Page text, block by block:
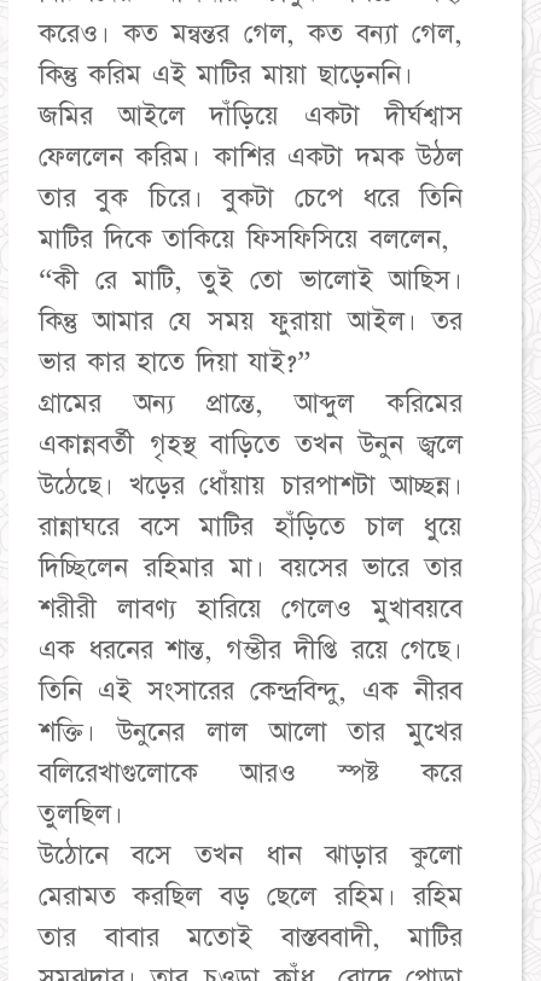
করেও। কত মন্বন্তর গেল, কত বন্যা গেল,
কিন্তু করিম এই মাটির মায়া ছাড়েননি।
​জমির আইলে দাঁড়িয়ে একটা দীর্ঘশ্বাস
ফেললেন করিম। কাশির একটা দমক উঠল
তার বুক চিরে। বুকটা চেপে ধরে তিনি
মাটির দিকে তাকিয়ে ফিসফিসিয়ে বললেন,
“কী রে মাটি, তুই তো ভালোই আছিস।
কিন্তু আমার যে সময় ফুরায়া আইল। তর
ভার কার হাতে দিয়া যাই?”
​গ্রামের অন্য প্রান্তে, আব্দুল করিমের
একান্নবর্তী গৃহস্থ বাড়িতে তখন উনুন জ্বলে
উঠেছে। খড়ের ধোঁয়ায় চারপাশটা আচ্ছন্ন।
রান্নাঘরে বসে মাটির হাঁড়িতে চাল ধুয়ে
দিচ্ছিলেন রহিমার মা। বয়সের ভারে তার
শরীরী লাবণ্য হারিয়ে গেলেও মুখাবয়বে
এক ধরনের শান্ত, গম্ভীর দীপ্তি রয়ে গেছে।
তিনি এই সংসারের কেন্দ্রবিন্দু, এক নীরব
শক্তি। উনুনের লাল আলো তার মুখের
বলিরেখাগুলোকে আরও স্পষ্ট করে
তুলছিল।
​উঠোনে বসে তখন ধান ঝাড়ার কুলো
মেরামত করছিল বড় ছেলে রহিম। রহিম
তার বাবার মতোই বাস্তববাদী, মাটির